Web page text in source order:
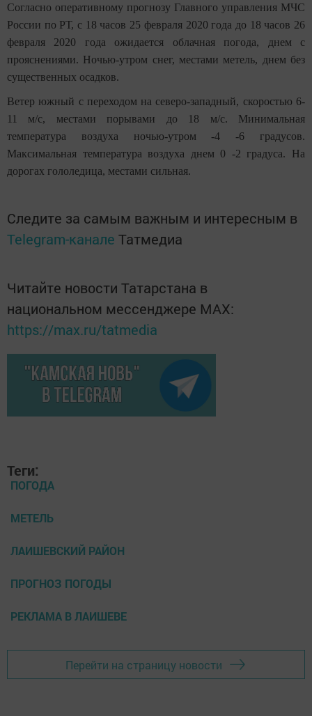
Согласно оперативному прогнозу Главного управления МЧС
России по РТ, с 18 часов 25 февраля 2020 года до 18 часов 26
февраля 2020 года ожидается облачная погода, днем с
прояснениями. Ночью-утром снег, местами метель, днем без
существенных осадков.
Ветер южный с переходом на северо-западный, скоростью 6-
11 м/с, местами порывами до 18 м/с. Минимальная
температура воздуха ночью-утром -4 -6 градусов.
Максимальная температура воздуха днем 0 -2 градуса. На
дорогах гололедица, местами сильная.
Следите за самым важным и интересным в
Telegram-канале Татмедиа
Читайте новости Татарстана в
национальном мессенджере MАХ:
https://max.ru/tatmedia
Теги:
ПОГОДА
МЕТЕЛЬ
ЛАИШЕВСКИЙ РАЙОН
ПРОГНОЗ ПОГОДЫ
РЕКЛАМА В ЛАИШЕВЕ
Перейти на страницу новости